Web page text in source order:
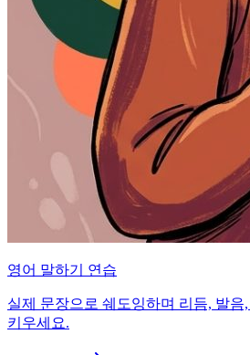
영어 말하기 연습
실제 문장으로 쉐도잉하며 리듬, 발음
키우세요.